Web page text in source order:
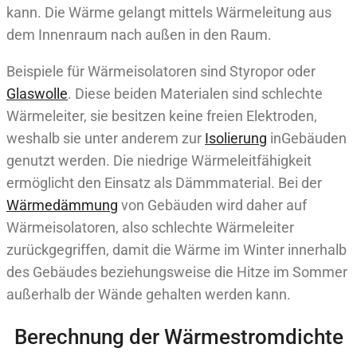
kann. Die Wärme gelangt mittels Wärmeleitung aus
dem Innenraum nach außen in den Raum.
Beispiele für Wärmeisolatoren sind Styropor oder
Glaswolle. Diese beiden Materialen sind schlechte
Wärmeleiter, sie besitzen keine freien Elektroden,
weshalb sie unter anderem zur Isolierung inGebäuden
genutzt werden. Die niedrige Wärmeleitfähigkeit
ermöglicht den Einsatz als Dämmmaterial. Bei der
Wärmedämmung von Gebäuden wird daher auf
Wärmeisolatoren, also schlechte Wärmeleiter
zurückgegriffen, damit die Wärme im Winter innerhalb
des Gebäudes beziehungsweise die Hitze im Sommer
außerhalb der Wände gehalten werden kann.
Berechnung der Wärmestromdichte